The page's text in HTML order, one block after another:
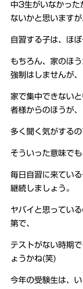
中3生がいなかった
ないかと思いますが
自習する子は、ほ
もちろん、家のほ
強制はしませんが、
家で集中できない
者様からのほうが、
多く聞く気がするの
そういった意味で
毎日自習に来てい
継続しましょう。
ヤバイと思ってい
第で、
テストがない時期
ょうかね(笑)
今年の受験生は、